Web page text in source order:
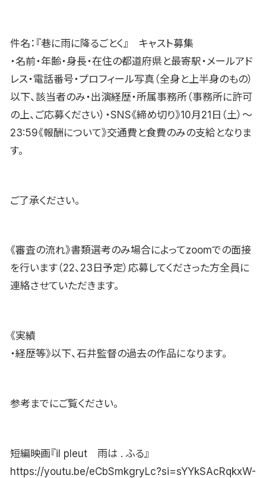
件名：『巷に雨に降るごとく』 キャスト募集
・名前・年齢・身長・在住の都道府県と最寄駅・メールアド
レス・電話番号・プロフィール写真（全身と上半身のもの）
以下、該当者のみ・出演経歴・所属事務所（事務所に許可
の上、ご応募ください）・SNS《締め切り》10月21日（土）〜
23:59《報酬について》交通費と食費のみの支給となりま
す。
ご了承ください。
《審査の流れ》書類選考のみ場合によってzoomでの面接
を行います（22、23日予定）応募してくださった方全員に
連絡させていただきます。
《実績
・経歴等》以下、石井監督の過去の作品になります。
参考までにご覧ください。
短編映画『il pleut 雨は . ふる』
https://youtu.be/eCbSmkgryLc?si=sYYkSAcRqkxW-